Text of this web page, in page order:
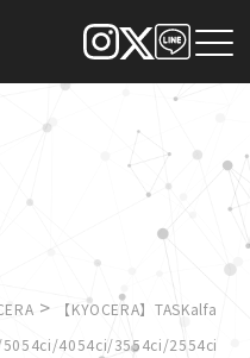
>
【KYOCERA】TASKalfa
4054ci/3554ci/2554ci